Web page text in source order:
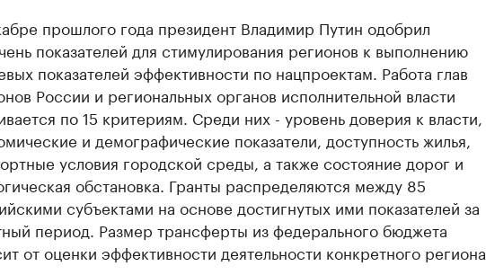
прошлого года президент Владимир Путин одобрил
показателей для стимулирования регионов к выполнению
показателей эффективности по нацпроектам. Работа глав
России и региональных органов исполнительной власти
по 15 критериям. Среди них - уровень доверия к власти,
и демографические показатели, доступность жилья,
условия городской среды, а также состояние дорог и
обстановка. Гранты распределяются между 85
субъектами на основе достигнутых ими показателей за
период. Размер трансферты из федерального бюджета
от оценки эффективности деятельности конкретного региона.